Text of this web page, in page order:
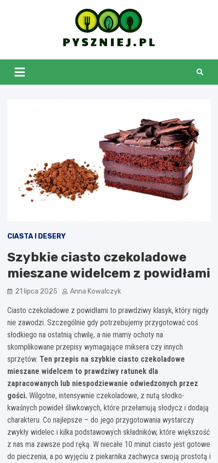
pyszniej.pl
CIASTA I DESERY
Szybkie ciasto czekoladowe
mieszane widelcem z powidłami
21 lipca 2025 Anna Kowalczyk
Ciasto czekoladowe z powidłami to prawdziwy klasyk, który nigdy
nie zawodzi. Szczególnie gdy potrzebujemy przygotować coś
słodkiego na ostatnią chwilę, a nie mamy ochoty na
skomplikowane przepisy wymagające miksera czy innych
sprzętów. Ten przepis na szybkie ciasto czekoladowe
mieszane widelcem to prawdziwy ratunek dla
zapracowanych lub niespodziewanie odwiedzonych przez
gości. Wilgotne, intensywnie czekoladowe, z nutą słodko-
kwaśnych powideł śliwkowych, które przełamują słodycz i dodają
charakteru. Co najlepsze – do jego przygotowania wystarczy
zwykły widelec i kilka podstawowych składników, które większość
z nas ma zawsze pod ręką. W niecałe 10 minut ciasto jest gotowe
do pieczenia, a po wyjęciu z piekarnika zachwyca swoją prostotą i